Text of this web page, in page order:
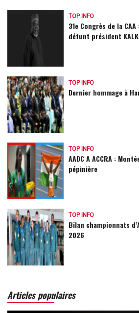
TOP INFO
31e Congrès de la
défunt président
TOP INFO
Dernier hommage à
TOP INFO
AADC A ACCRA :
pépinière
TOP INFO
Bilan championnats
2026
Articles populaires